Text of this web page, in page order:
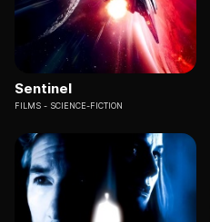
Sentinel
FILMS SCIENCE-FICTION